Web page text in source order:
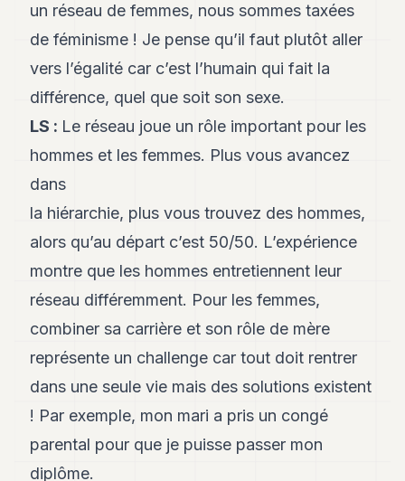
10
Andy
Andy
7
6
Andy
Andy
TECH
ART
DE
VIVRE
ARTS
un réseau de femmes, nous sommes taxées
de féminisme ! Je pense qu’il faut plutôt aller
vers l’égalité car c’est l’humain qui fait la
différence, quel que soit son sexe.
LS : Le réseau joue un rôle important pour les
hommes et les femmes. Plus vous avancez
dans
la hiérarchie, plus vous trouvez des hommes,
alors qu’au départ c’est 50/50. L’expérience
montre que les hommes entretiennent leur
réseau différemment. Pour les femmes,
combiner sa carrière et son rôle de mère
représente un challenge car tout doit rentrer
dans une seule vie mais des solutions existent
! Par exemple, mon mari a pris un congé
parental pour que je puisse passer mon
diplôme.